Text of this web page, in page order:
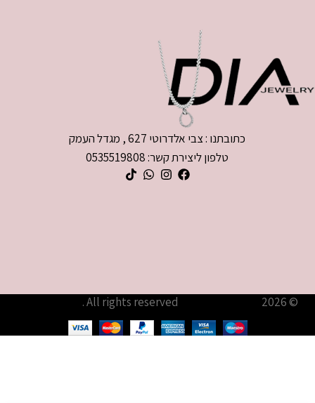
כתובתנו : צבי אלדרוטי 627 , מגדל העמק
טלפון ליצירת קשר: 0535519808
© 2026
. All rights reserved